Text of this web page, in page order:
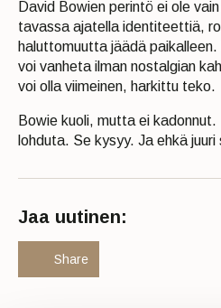
David Bowien perintö ei ole
tavassa ajatella identiteettiä,
haluttomuutta jäädä
voi vanheta ilman nostalgian
voi olla viimeinen, harkittu teko.
Bowie kuoli, mutta ei kadonnut.
lohduta. Se kysyy. Ja ehkä
Jaa uutinen:
Share